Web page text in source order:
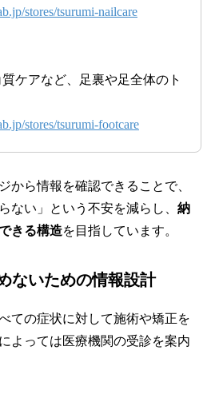
stores/tsurumi-nailcare
ケアなど、足裏や足全体のト
stores/tsurumi-footcare
から情報を確認できることで、
ない」という不安を減らし、 納
きる構造を目指しています。
ないための情報設計
ての症状に対して施術や矯正を
よっては医療機関の受診を案内